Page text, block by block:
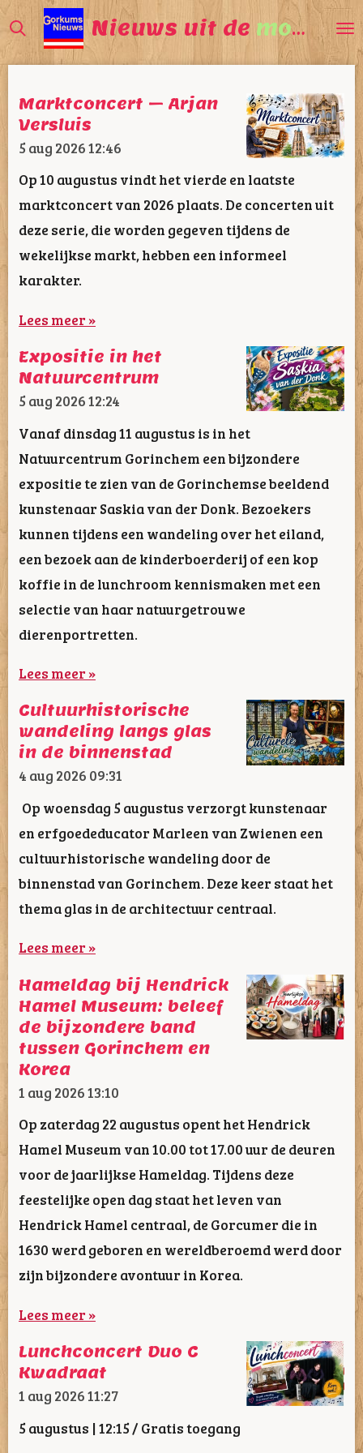
Ga
direct
naar
de
hoofdinhoud
Nieuws uit de mooiste
Marktconcert – Arjan
Versluis
5 aug 202612:46
Op 10 augustus vindt het vierde en laatste
marktconcert van 2026 plaats. De concerten uit
deze serie, die worden gegeven tijdens de
wekelijkse markt, hebben een informeel
karakter.
Lees meer »
Expositie in het
Natuurcentrum
5 aug 202612:24
Vanaf dinsdag 11 augustus is in het
Natuurcentrum Gorinchem een bijzondere
expositie te zien van de Gorinchemse beeldend
kunstenaar Saskia van der Donk. Bezoekers
kunnen tijdens een wandeling over het eiland,
een bezoek aan de kinderboerderij of een kop
koffie in de lunchroom kennismaken met een
selectie van haar natuurgetrouwe
dierenportretten.
Lees meer »
Cultuurhistorische
wandeling langs glas
in de binnenstad
4 aug 2026 09:31
Op woensdag 5 augustus verzorgt kunstenaar
en erfgoededucator Marleen van Zwienen een
cultuurhistorische wandeling door de
binnenstad van Gorinchem. Deze keer staat het
thema glas in de architectuur centraal.
Lees meer »
Hameldag bij Hendrick
Hamel Museum: beleef
de bijzondere band
tussen Gorinchem en
Korea
1 aug 202613:10
Op zaterdag 22 augustus opent het Hendrick
Hamel Museum van 10.00 tot 17.00 uur de deuren
voor de jaarlijkse Hameldag. Tijdens deze
feestelijke open dag staat het leven van
Hendrick Hamel centraal, de Gorcumer die in
1630 werd geboren en wereldberoemd werd door
zijn bijzondere avontuur in Korea.
Lees meer »
Lunchconcert Duo C
Kwadraat
1 aug 202611:27
5 augustus | 12:15 / Gratis toegang